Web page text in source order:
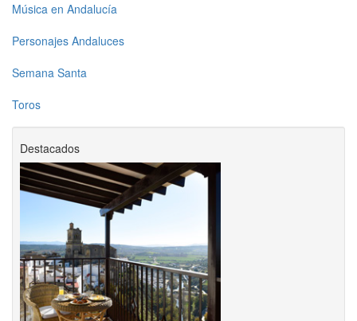
Música en Andalucía
Personajes Andaluces
Semana Santa
Toros
Destacados